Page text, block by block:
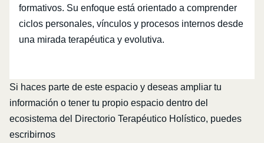
formativos. Su enfoque está orientado a comprender
ciclos personales, vínculos y procesos internos desde
una mirada terapéutica y evolutiva.
Si haces parte de este espacio y deseas ampliar tu
información o tener tu propio espacio dentro del
ecosistema del Directorio Terapéutico Holístico, puedes
escribirnos